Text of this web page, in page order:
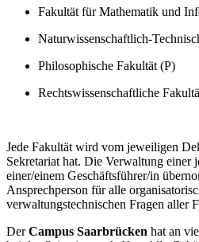
Fakultät für Mathematik und
Naturwissenschaftlich-
Philosophische Fakultät (P)
Rechtswissenschaftliche
Jede Fakultät wird vom jeweiligen
Sekretariat hat. Die Verwaltung einer
einer/einem Geschäftsführer/in
Ansprechperson für alle
verwaltungstechnischen Fragen aller
DerCampus Saarbrücken hat an